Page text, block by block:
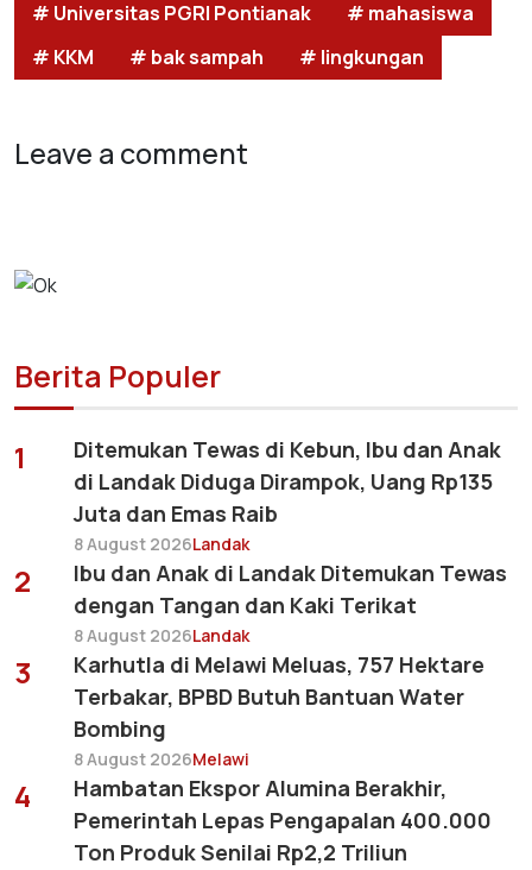
# Universitas PGRI Pontianak
# mahasiswa
# KKM
# bak sampah # lingkungan
Leave a comment
Berita Populer
1
Ditemukan Tewas di Kebun, Ibu dan Anak
di Landak Diduga Dirampok, Uang Rp135
Juta dan Emas Raib
8 August 2026Landak
2
Ibu dan Anak di Landak Ditemukan Tewas
dengan Tangan dan Kaki Terikat
8 August 2026Landak
3
Karhutla di Melawi Meluas, 757 Hektare
Terbakar, BPBD Butuh Bantuan Water
Bombing
8 August 2026Melawi
4
Hambatan Ekspor Alumina Berakhir,
Pemerintah Lepas Pengapalan 400.000
Ton Produk Senilai Rp2,2 Triliun